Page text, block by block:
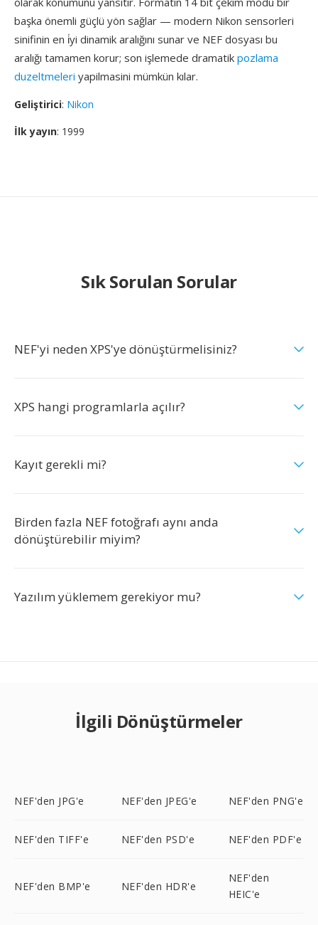
başka önemli güçlü yön sağlar — modern Nikon sensorleri
sinifinin en i̇yi dinamik aralığını sunar ve NEF dosyası bu
aralığı tamamen korur; son işlemede dramatik pozlama
duzeltmeleri yapilmasini mümkün kılar.
Geliştirici: Nikon
İlk yayın: 1999
Sık Sorulan Sorular
NEF'yi neden XPS'ye dönüştürmelisiniz?
XPS hangi programlarla açılır?
Kayıt gerekli mi?
Birden fazla NEF fotoğrafı aynı anda
dönüştürebilir miyim?
Yazılım yüklemem gerekiyor mu?
İlgili Dönüştürmeler
NEF'den JPG'e NEF'den JPEG'e NEF'den PNG'e
NEF'den TIFF'e NEF'den PSD'e NEF'den PDF'e
NEF'den BMP'e NEF'den HDR'e
NEF'den
HEIC'e